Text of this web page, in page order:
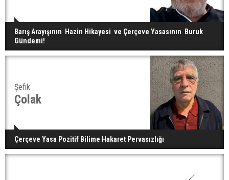
Barış Arayışının Hazin Hikayesi ve Çerçeve Yasasının Buruk
Gündemi!
Şefik
Çolak
Çerçeve Yasa Pozitif Bilime Hakaret Pervasızlığı